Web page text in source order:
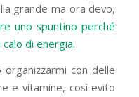
grande ma ora devo,
uno spuntino perché
di energia.
con delle
e vitamine, così evito